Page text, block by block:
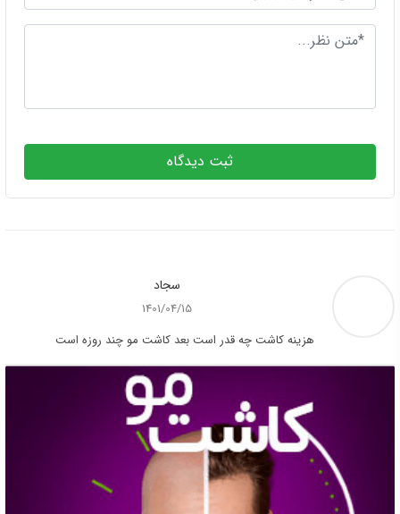
ثبت دیدگاه
سجاد
1401/04/15
هزینه کاشت چه قدر است بعد کاشت مو چند روزه است